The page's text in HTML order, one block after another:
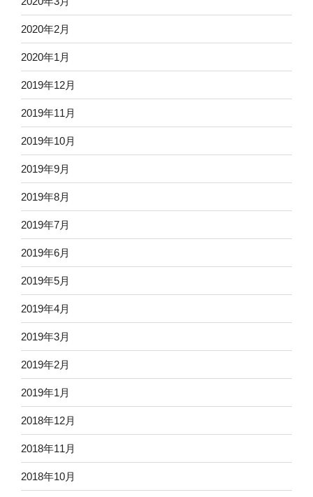
2020年2月
2020年1月
2019年12月
2019年11月
2019年10月
2019年9月
2019年8月
2019年7月
2019年6月
2019年5月
2019年4月
2019年3月
2019年2月
2019年1月
2018年12月
2018年11月
2018年10月